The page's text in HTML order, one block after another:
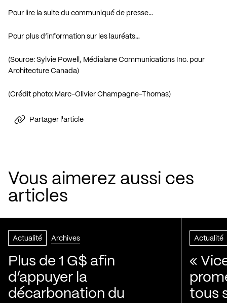
Pour lire la suite du communiqué de presse…
Pour plus d’information sur les lauréats…
(Source: Sylvie Powell, Médialane Communications Inc. pour
Architecture Canada)
(Crédit photo: Marc-Olivier Champagne-Thomas)
Partager l'article
Vous aimerez aussi ces
articles
Actualité Archives
Plus de 1 G$ afin
d’appuyer la
décarbonation du
Actualité
«
tous